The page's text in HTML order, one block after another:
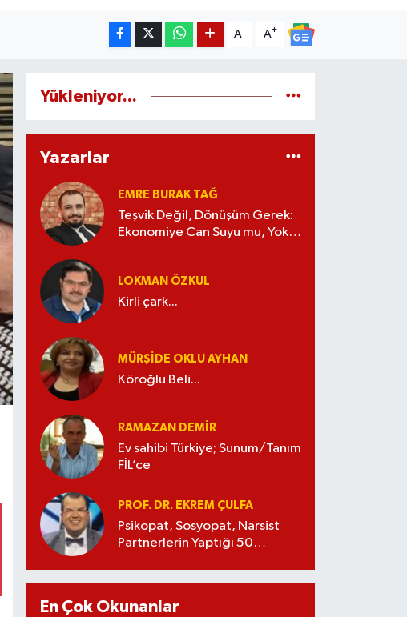
A- A+
Yükleniyor...
Yazarlar
EMRE BURAK TAĞ
Teşvik Değil, Dönüşüm Gerek:
Ekonomiye Can Suyu mu, Yoksa
LOKMAN ÖZKUL
Kirli çark...
MÜRŞIDE OKLU AYHAN
Köroğlu Beli...
RAMAZAN DEMİR
Ev sahibi Türkiye; Sunum/Tanım
FİL’ce
PROF. DR. EKREM ÇULFA
Psikopat, Sosyopat, Narsist
Partnerlerin Yaptığı 50
En Çok Okunanlar